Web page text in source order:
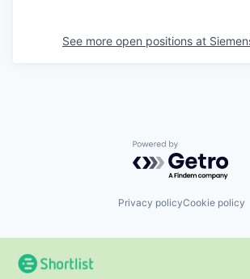
See more open positions at
Powered by
Privacy policyCookie policy